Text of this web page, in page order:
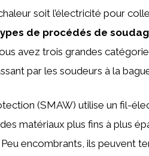
soit l’électricité pour
de procédés de
avez trois grandes
par les soudeurs à la
(SMAW) utilise un fil-
matériaux plus fins à plus
encombrants, ils peuvent